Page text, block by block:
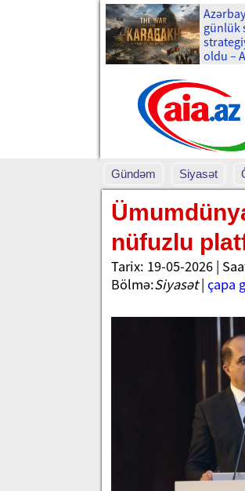
günlük
oldu –
Foto
Gündəm Siyasət
nüfuzlu
Tarix: 19-05-2026 |
Bölmə:Siyasət| çapa